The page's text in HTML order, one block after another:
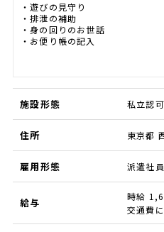
・遊びの見守り
・排泄の補助
・身の回りのお世話
・お便り帳の記入
施設形態 私立認
住所 東京都
雇用形態 派遣社員
給与
時給
交通費